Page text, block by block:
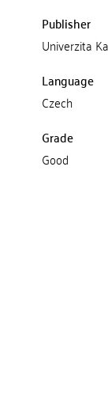
Publisher
Univerzita
Language
Czech
Grade
Good